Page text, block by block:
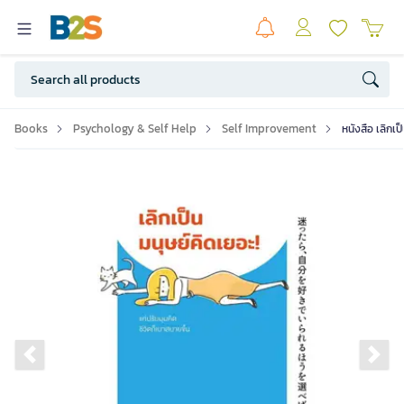
Books Psychology & Self Help Self Improvement หนังสือ เลิกเ
Previous slide